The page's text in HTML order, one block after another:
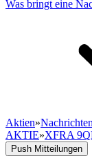
Was bringt eine
Aktien»Nachrichten
AKTIE»XFRA
Push Mitteilungen